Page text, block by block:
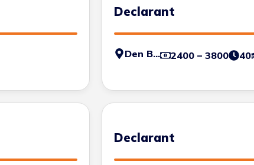
Declarant
Den Bosch 2400 – 3800 40
Declarant